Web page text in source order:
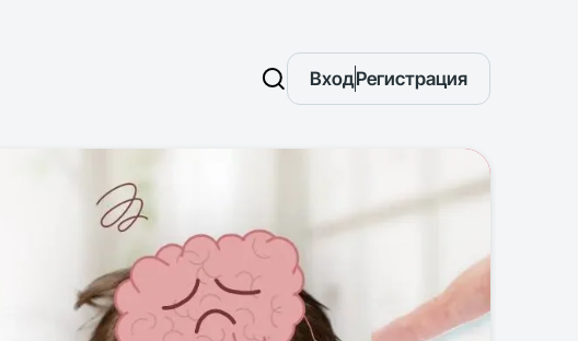
ВходРегистрация